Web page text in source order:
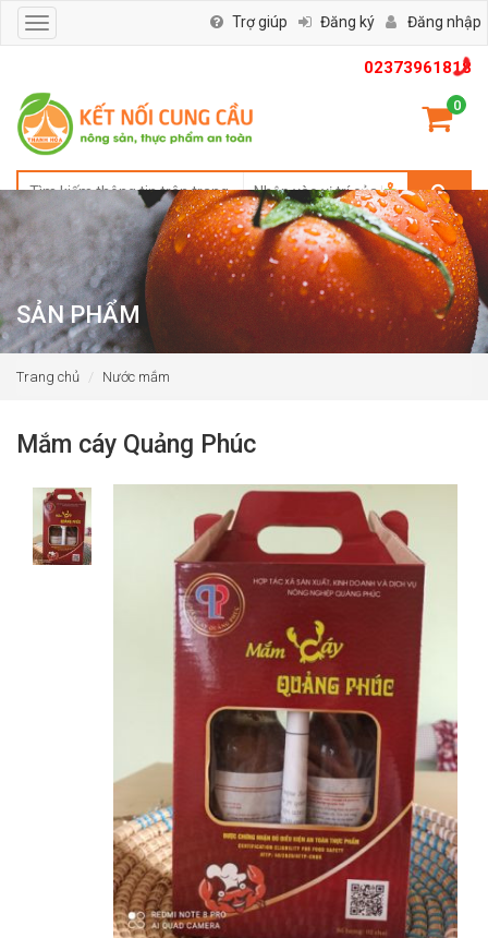
02373961818
0
Toggle
navigation
Trợ giúp Đăng ký Đăng nhập
SẢN PHẨM
Trang chủ Nước mắm
Mắm cáy Quảng Phúc